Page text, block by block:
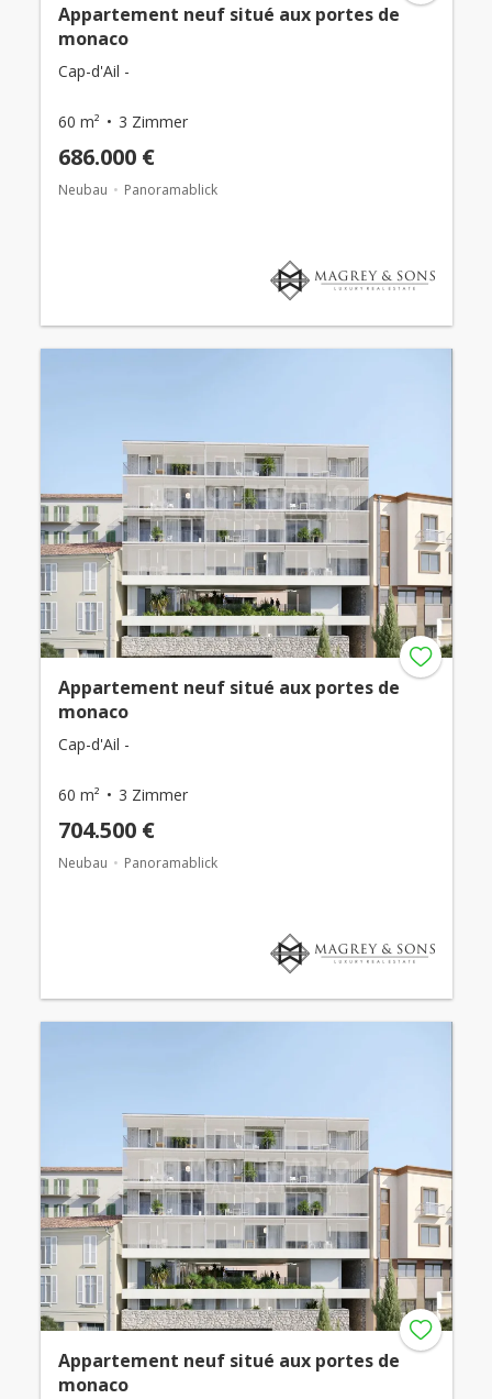
Appartement neuf situé aux portes de
monaco
Cap-d'Ail -
60 m² 3 Zimmer
686.000 €
Neubau Panoramablick
Appartement neuf situé aux portes de
monaco
Cap-d'Ail -
60 m² 3 Zimmer
704.500 €
Neubau Panoramablick
Appartement neuf situé aux portes de
monaco